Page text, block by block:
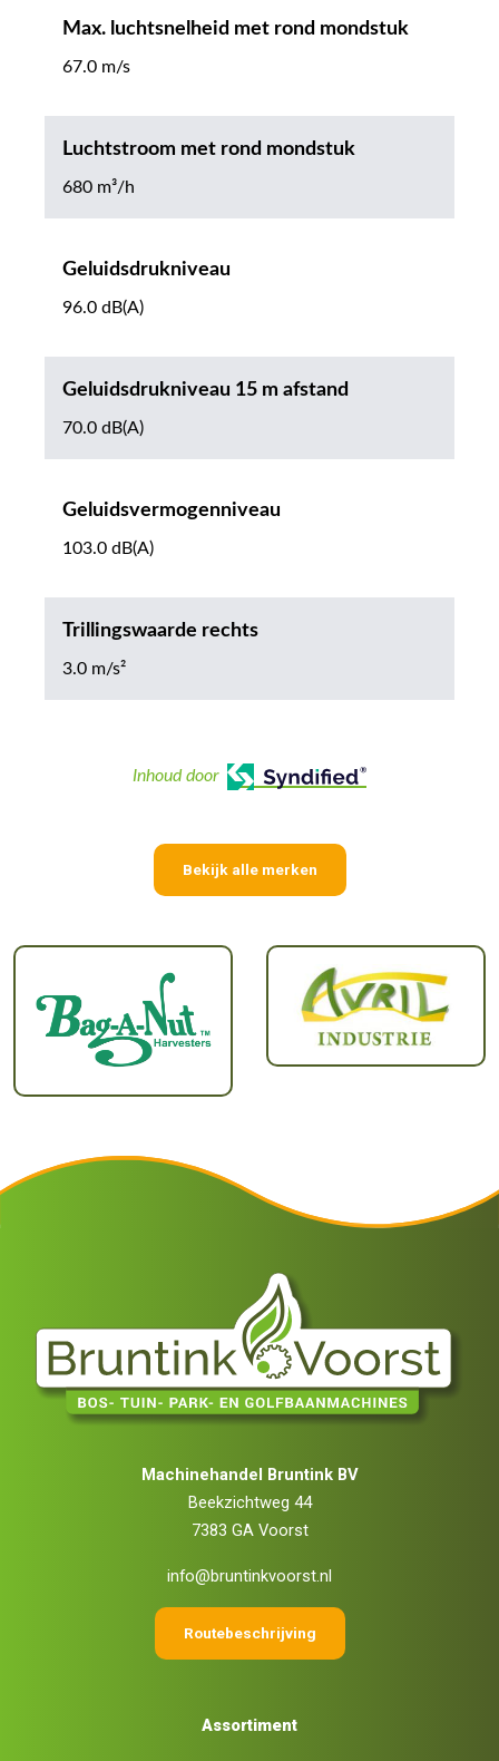
Max. luchtsnelheid met rond mondstuk
67.0 m/s
Luchtstroom met rond mondstuk
680 m³/h
Geluidsdrukniveau
96.0 dB(A)
Geluidsdrukniveau 15 m afstand
70.0 dB(A)
Geluidsvermogenniveau
103.0 dB(A)
Trillingswaarde rechts
3.0 m/s²
Inhoud door
Bekijk alle merken
Machinehandel Bruntink BV
Beekzichtweg 44
7383 GA Voorst
info@bruntinkvoorst.nl
Routebeschrijving
Assortiment